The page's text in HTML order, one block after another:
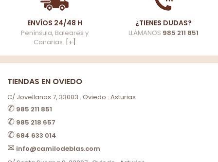
ENVÍOS 24/48 H
Península, Baleares y
Canarias. [+]
¿TIENES DUDAS?
LLÁMANOS 985 211 851
TIENDAS EN OVIEDO
C/ Jovellanos 7, 33003 . Oviedo . Asturias
✆ 985 211 851
✆ 985 218 657
✆ 684 633 014
✉ info@camilodeblas.com